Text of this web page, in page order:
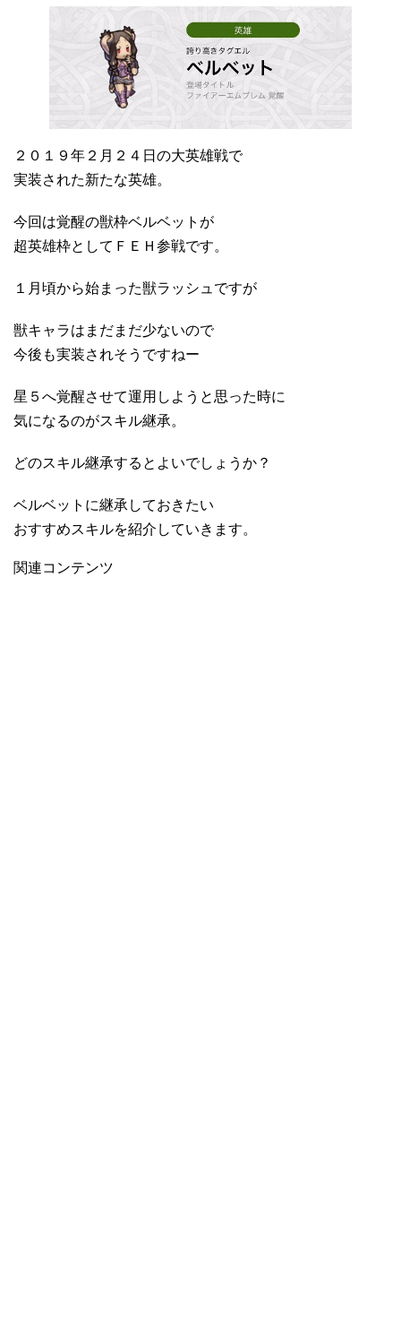
２０１９年２月２４日の大英雄戦で
実装された新たな英雄。
今回は覚醒の獣枠ベルベットが
超英雄枠としてＦＥＨ参戦です。
１月頃から始まった獣ラッシュですが
獣キャラはまだまだ少ないので
今後も実装されそうですねー
星５へ覚醒させて運用しようと思った時に
気になるのがスキル継承。
どのスキル継承するとよいでしょうか？
ベルベットに継承しておきたい
おすすめスキルを紹介していきます。
関連コンテンツ